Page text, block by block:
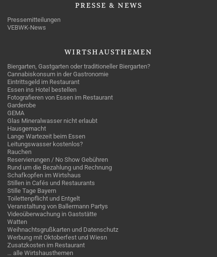
PRESSE & NEWS
Pressemitteilungen
VEBWK-News
WIRTSHAUSTHEMEN
Biergarten, Gastgarten oder traditioneller Biergarten?
Cannabiskonsum in der Gastronomie
Eintrittsgeld im Restaurant
Essen ins Hotel bestellen
Fotografieren von Essen im Restaurant
Garderobe
GEMA
Glas Mineralwasser nicht erlaubt
Hausgemacht
Lange Wartezeit beim Essen
Leitungswasser kostenlos?
Rauchen
Reservierungen / No Show Gebühren
Rund um die Bezahlung und Rechnung
Schafkopfen im Wirtshaus
Stillen in Cafés und Restaurants
Stille Tage Bayern
Toilettenpflicht und Entgelt
Veranstaltung von Ballermann Partys
Videoüberwachung in Gaststätte
Watten
Weihnachtsgrußkarten und Datenschutz
Werbung mit Oktoberfest und Wiesn
Zusatzkosten im Restaurant
… alle Wirtshausthemen